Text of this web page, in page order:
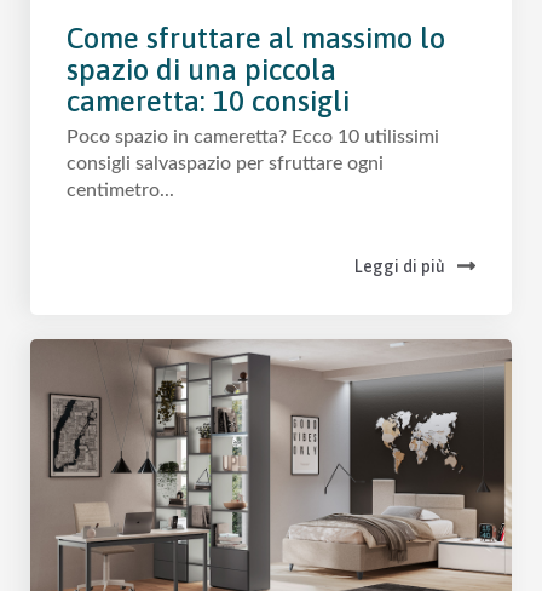
Come sfruttare al massimo lo
spazio di una piccola
cameretta: 10 consigli
Poco spazio in cameretta? Ecco 10 utilissimi
consigli salvaspazio per sfruttare ogni
centimetro...
Leggi di più